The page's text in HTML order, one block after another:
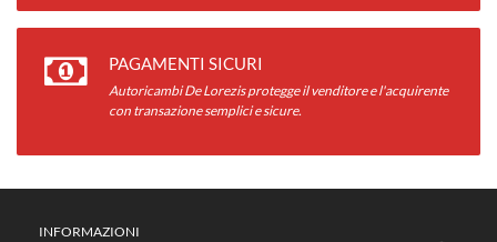
PAGAMENTI SICURI
Autoricambi De Lorezis protegge il venditore e l'acquirente
con transazione semplici e sicure.
INFORMAZIONI